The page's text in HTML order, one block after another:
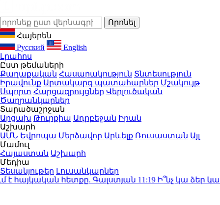
Հայերեն
Русский
English
Լրահոս
Ըստ թեմաների
Քաղաքական Հասարակություն Տնտեսություն
Իրավունք Արտակարգ պատահարներ Մշակույթ
Սպորտ Հարցազրույցներ Վերլուծական
Ծաղրանկարներ
Տարածաշրջան
Արցախ Թուրքիա Ադրբեջան Իրան
Աշխարհ
ԱՄՆ Եվրոպա Մերձավոր Արևելք Ռուսաստան Այլ
Մամուլ
Հայաստան Աշխարհ
Մեդիա
Տեսանյութեր Լուսանկարներ
հայկական հետքը. Գալստյան11:19Ի՞նչ կա ձեր